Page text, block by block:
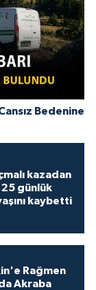
Bedenine
kazadan
25 günlük
kaybetti
Rağmen
Akraba